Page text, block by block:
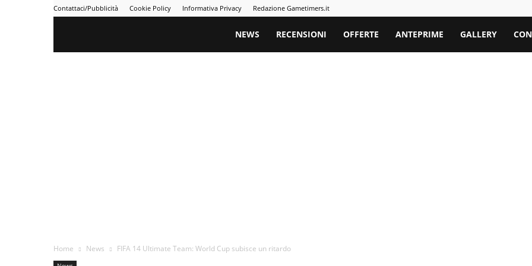
Contattaci/Pubblicità Cookie Policy Informativa Privacy Redazione Gametimers.it
Gametimers
NEWS RECENSIONI OFFERTE ANTEPRIME GALLERY
Home News FIFA 14 Ultimate Team: World Cup subisce un ritardo